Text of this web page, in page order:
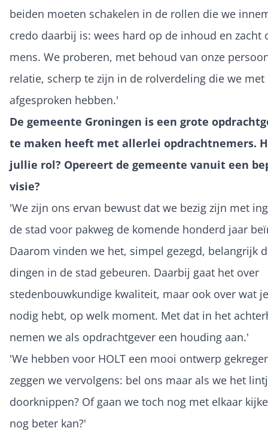
beiden moeten schakelen in de rollen die we
credo daarbij is: wees hard op de inhoud en zacht
mens. We proberen, met behoud van onze
relatie, scherp te zijn in de rolverdeling die we met
afgesproken hebben.'
De gemeente Groningen is een grote
te maken heeft met allerlei opdrachtnemers.
jullie rol? Opereert de gemeente vanuit een
visie?
'We zijn ons ervan bewust dat we bezig zijn met
de stad voor pakweg de komende honderd jaar
Daarom vinden we het, simpel gezegd, belangrijk
dingen in de stad gebeuren. Daarbij gaat het over
stedenbouwkundige kwaliteit, maar ook over wat
nodig hebt, op welk moment. Met dat in het
nemen we als opdrachtgever een houding aan.'
'We hebben voor HOLT een mooi ontwerp
zeggen we vervolgens: bel ons maar als we het
doorknippen? Of gaan we toch nog met elkaar
nog beter kan?'